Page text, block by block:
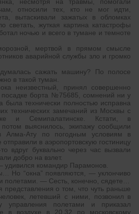
несмотря на травмы, помогали
относили тех, кто не мог идти,
вытаскивали зажатых в обломках
светать, жуткая картина катастрофы
ночью и всего в тумане и темноте
мертвой в прямом смысле
аварийной службы зло и громко
сажать машину? По полосе
в такой туман.
неизвестный, принял совершенно
посадке борта №75685, сомнений ни у
технически полностью исправна
технических замечаний из Москвы с
и Семипалатинске. Кстати, в
выяснилось, экипажу сообщили
Алма-Ату по погодным условиям в
отправили в аэропортовскую гостиницу
вдруг буквально через час вызвали
добро на взлет.
командир Парамонов.
Но “окна” появляются, — уклончиво
полетами. — Сесть, конечно, сядете…
представления о том, что чуть раньше
летевший с ними, позвонил в
управления полетами и приказал
в воздухе в 20.32 по московскому